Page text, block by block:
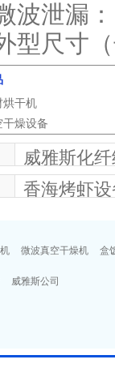
波泄漏
型尺寸
烘干机
燥设备
威雅斯化
香海烤虾
微波真空干燥机 盒
威雅斯公司